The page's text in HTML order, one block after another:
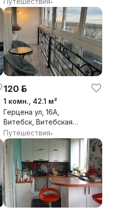
•
120 р.
1 комн., 42.1 м²
Герцена ул, 16А,
Витебск, Витебская
обл.
Путешествия•